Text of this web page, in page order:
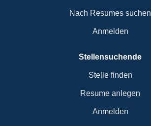
Nach Resumes suchen
Anmelden
Stellensuchende
Stelle finden
Resume anlegen
Anmelden